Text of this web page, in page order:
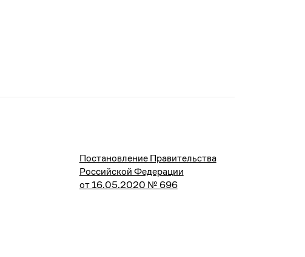
Постановление Правительства
Российской Федерации
от 16.05.2020 № 696